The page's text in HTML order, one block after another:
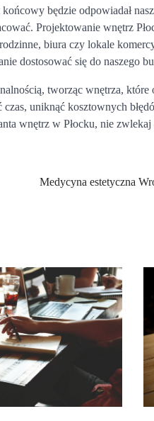
będzie odpowiadał
Projektowanie wnętrz
biura czy lokale
dostosować się do naszego
tworząc wnętrza,
uniknąć kosztownych
wnętrz w Płocku, nie
Medycyna estetyczna